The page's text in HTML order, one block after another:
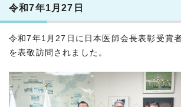
令和7年1月27日
令和7年1月27日に日本医師会長表彰受賞
を表敬訪問されました。